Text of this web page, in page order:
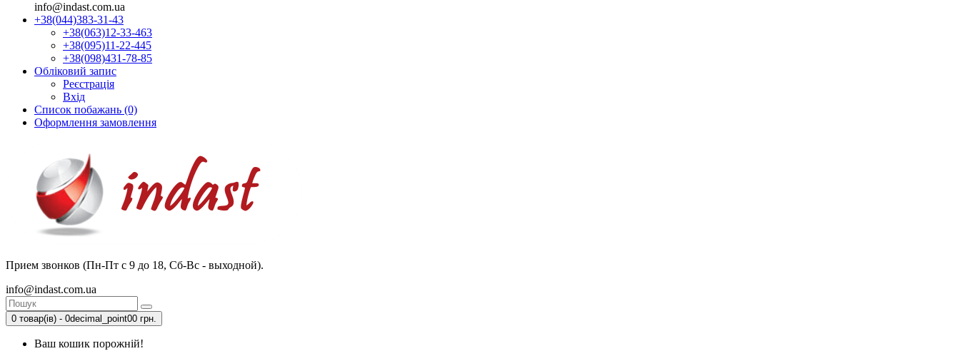
info@indast.com.ua
+38(044)383-31-43
+38(063)12-33-463
+38(095)11-22-445
+38(098)431-78-85
Обліковий запис
Реєстрація
Вхід
Список побажань (0)
Оформлення замовлення
Прием звонков (Пн-Пт с 9 до 18, Сб-Вс - выходной).
info@indast.com.ua
0 товар(ів) - 0decimal_point00 грн.
Ваш кошик порожній!